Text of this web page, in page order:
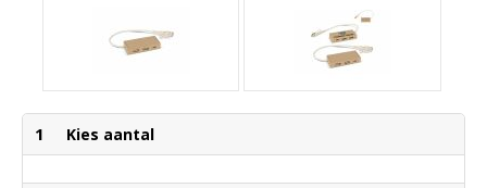
1 Kies aantal